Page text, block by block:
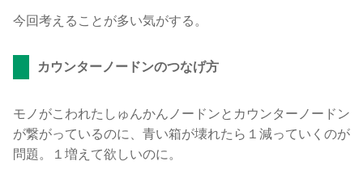
今回考えることが多い気がする。
カウンターノードンのつなげ方
モノがこわれたしゅんかんノードンとカウンターノードン
が繋がっているのに、青い箱が壊れたら１減っていくのが
問題。１増えて欲しいのに。